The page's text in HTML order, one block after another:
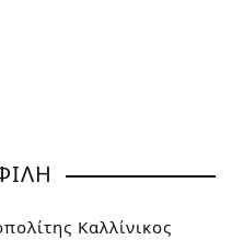
Καλλίνικος